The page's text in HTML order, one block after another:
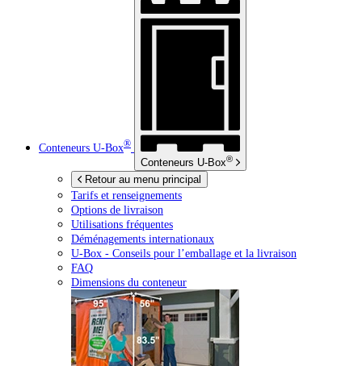
Conteneurs U-Box®
Conteneurs U-Box®
Retour au menu principal
Tarifs et renseignements
Options de livraison
Utilisations fréquentes
Déménagements internationaux
U-Box - Conseils pour l’emballage et la livraison
FAQ
Dimensions du conteneur